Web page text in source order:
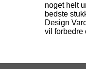
noget helt
bedste
Design
vil forbedre